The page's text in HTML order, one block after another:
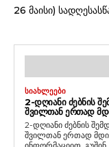
26 მაისი)
ᲡᲘᲐᲮᲚᲔᲔᲑᲘ
2-ᲓᲦᲘᲐᲜᲘ ᲫᲔᲑᲜᲘᲡ
ᲨᲕᲘᲚᲗᲐᲜ ᲔᲠᲗᲐᲓ
2-დღიანი ძებნის
შვილთან ერთად